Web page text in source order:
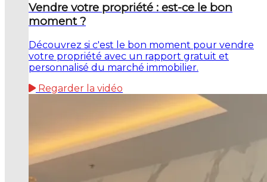
Vendre votre propriété : est-ce le bon
moment ?
Découvrez si c'est le bon moment pour vendre
votre propriété avec un rapport gratuit et
personnalisé du marché immobilier.
Regarder la vidéo